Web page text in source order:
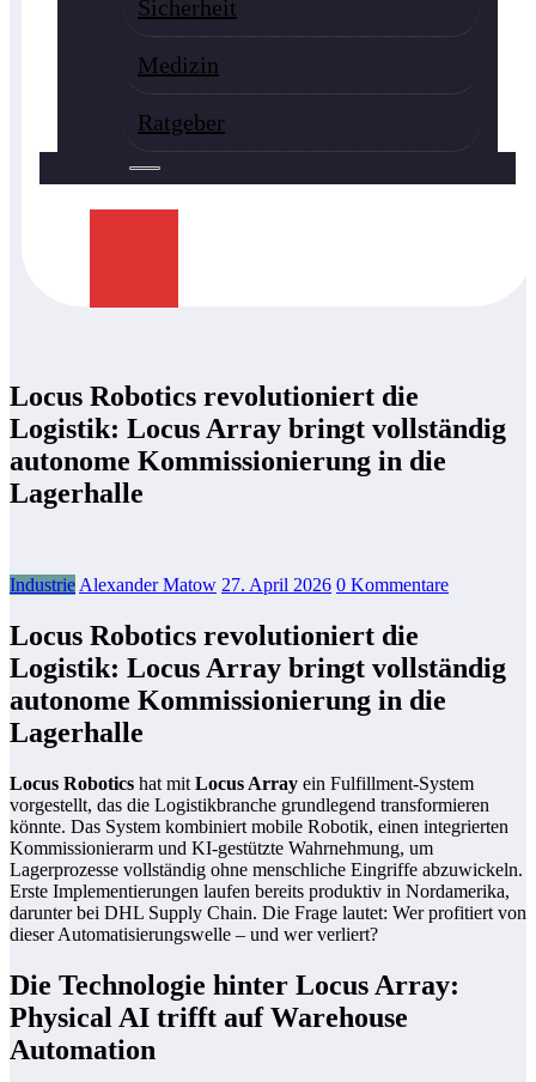
Sicherheit
Medizin
Ratgeber
Locus Robotics revolutioniert die
Logistik: Locus Array bringt vollständig
autonome Kommissionierung in die
Lagerhalle
Industrie Alexander Matow 27. April 2026 0 Kommentare
Locus Robotics revolutioniert die
Logistik: Locus Array bringt vollständig
autonome Kommissionierung in die
Lagerhalle
Locus Robotics hat mit Locus Array ein Fulfillment-System
vorgestellt, das die Logistikbranche grundlegend transformieren
könnte. Das System kombiniert mobile Robotik, einen integrierten
Kommissionierarm und KI-gestützte Wahrnehmung, um
Lagerprozesse vollständig ohne menschliche Eingriffe abzuwickeln.
Erste Implementierungen laufen bereits produktiv in Nordamerika,
darunter bei DHL Supply Chain. Die Frage lautet: Wer profitiert von
dieser Automatisierungswelle – und wer verliert?
Die Technologie hinter Locus Array:
Physical AI trifft auf Warehouse
Automation